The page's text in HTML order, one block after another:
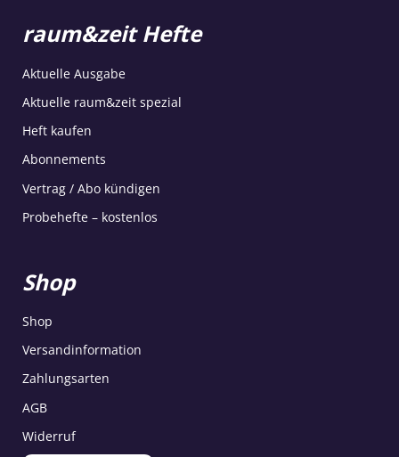
raum&zeit Hefte
Aktuelle Ausgabe
Aktuelle raum&zeit spezial
Heft kaufen
Abonnements
Vertrag / Abo kündigen
Probehefte – kostenlos
Shop
Shop
Versandinformation
Zahlungsarten
AGB
Widerruf